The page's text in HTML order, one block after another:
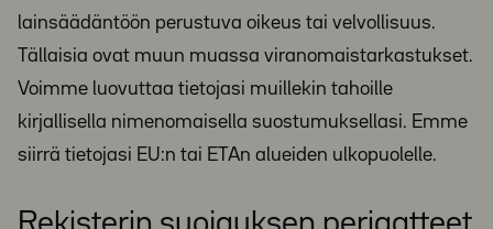
lainsäädäntöön perustuva oikeus tai velvollisuus.
Tällaisia ovat muun muassa viranomaistarkastukset.
Voimme luovuttaa tietojasi muillekin tahoille
kirjallisella nimenomaisella suostumuksellasi. Emme
siirrä tietojasi EU:n tai ETAn alueiden ulkopuolelle.